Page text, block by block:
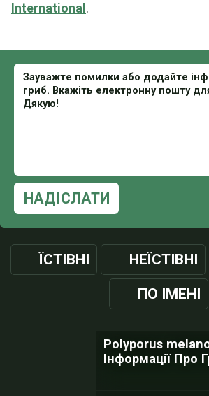
International .
НАДІСЛАТИ
ЇСТІВНІ НЕЇСТІВНІ
ПО ІМЕНІ
Polyporus
Інформації Про